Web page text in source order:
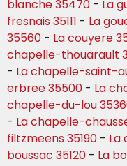
blanche 35470 - La
fresnais 35111 - La
35560 - La couyere
chapelle-thouarault
- La chapelle-saint-
erbree 35500 - La
chapelle-du-lou
- La chapelle-
filtzmeens 35190 - La
boussac 35120 - La